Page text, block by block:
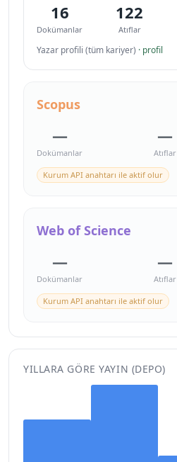
16
Dokümanlar
122
Atıflar
Yazar profili (tüm kariyer) · profil
Scopus
—
Dokümanlar
—
Atıflar
Kurum API anahtarı ile aktif olur
Web of Science
—
Dokümanlar
—
Atıflar
Kurum API anahtarı ile aktif olur
YILLARA GÖRE YAYIN (DEPO)